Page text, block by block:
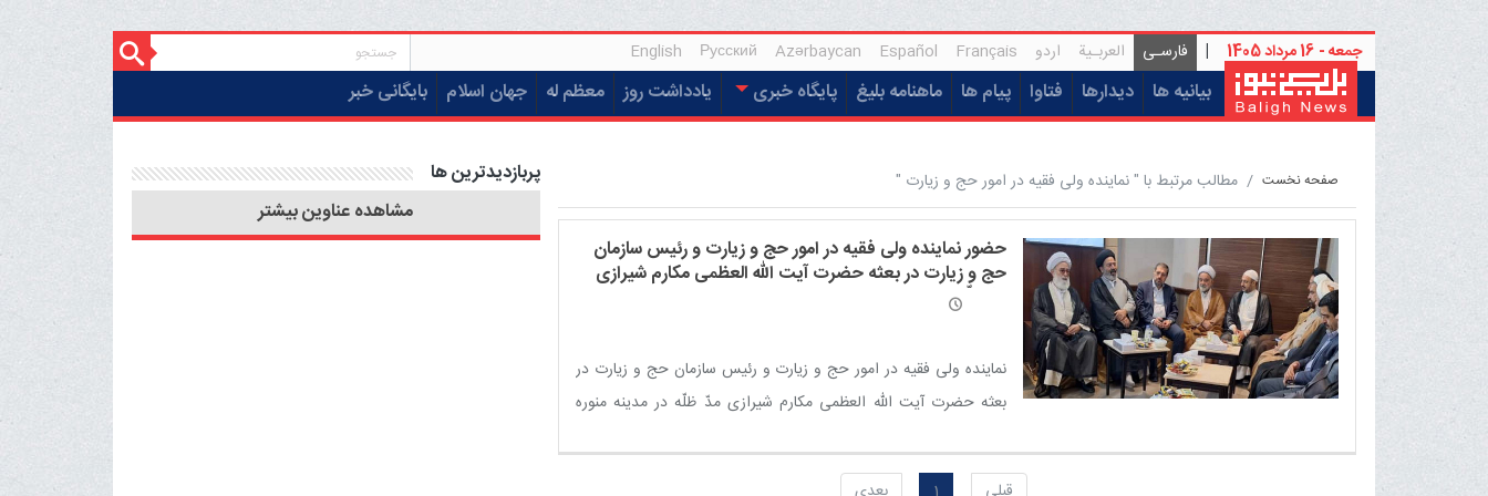
جمعه - 16 مرداد 1405 | فارسـی العربـیة اردو Français
Español
Azərbaycan
Русский
English
بیانیه ها دیدارها فتاوا پیام ها ماهنامه بلیغ پایگاه خبری یادداشت روز معظم له جهان اسلام بایگانی خبر
صفحه نخست مطالب مرتبط با " نماینده ولی فقیه در امور حج و زیارت "
حضور نماینده ولی فقیه در امور حج و زیارت و رئیس سازمان
حج و زیارت در بعثه حضرت آیت الله العظمی مکارم شیرازی
مدّ ظلّه در مدینه منوره
نماینده ولی فقیه در امور حج و زیارت و رئیس سازمان حج و زیارت در
بعثه حضرت آیت الله العظمی مکارم شیرازی مدّ ظلّه در مدینه منوره
پربازدیدترین ها
مشاهده عناوین بیشتر